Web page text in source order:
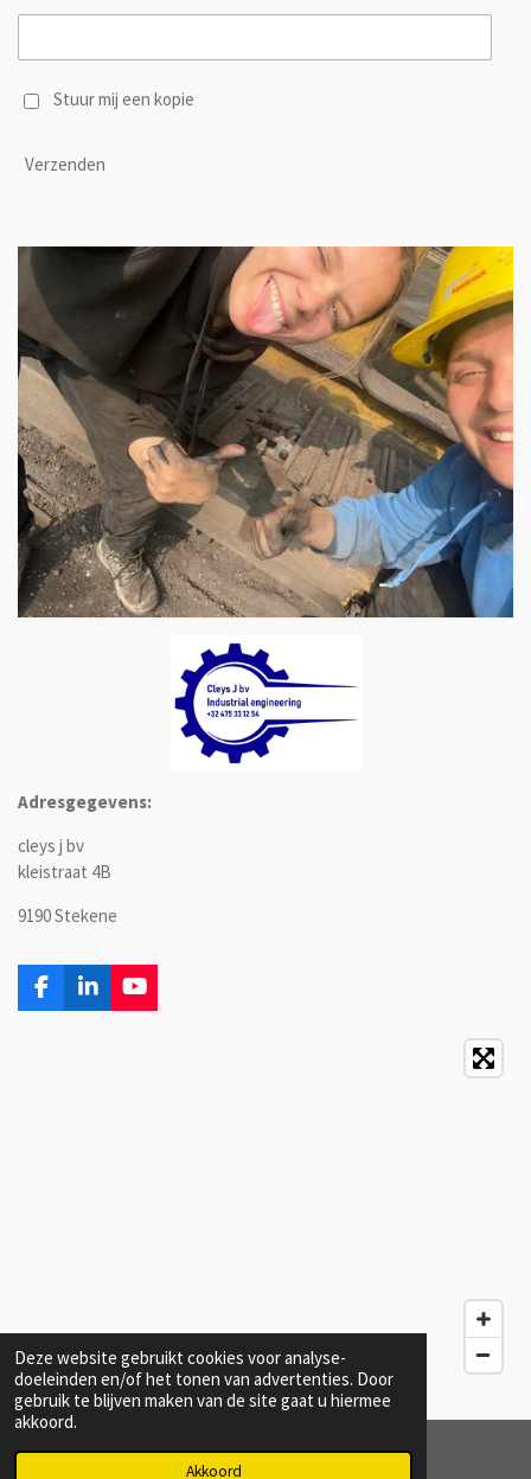
Deze website gebruikt cookies voor analyse-
doeleinden en/of het tonen van advertenties. Door
gebruik te blijven maken van de site gaat u hiermee
akkoord.
Akkoord
Stuur mij een kopie
Verzenden
Adresgegevens:
cleys j bv
kleistraat 4B
9190 Stekene
F
a
L
i
Y
o